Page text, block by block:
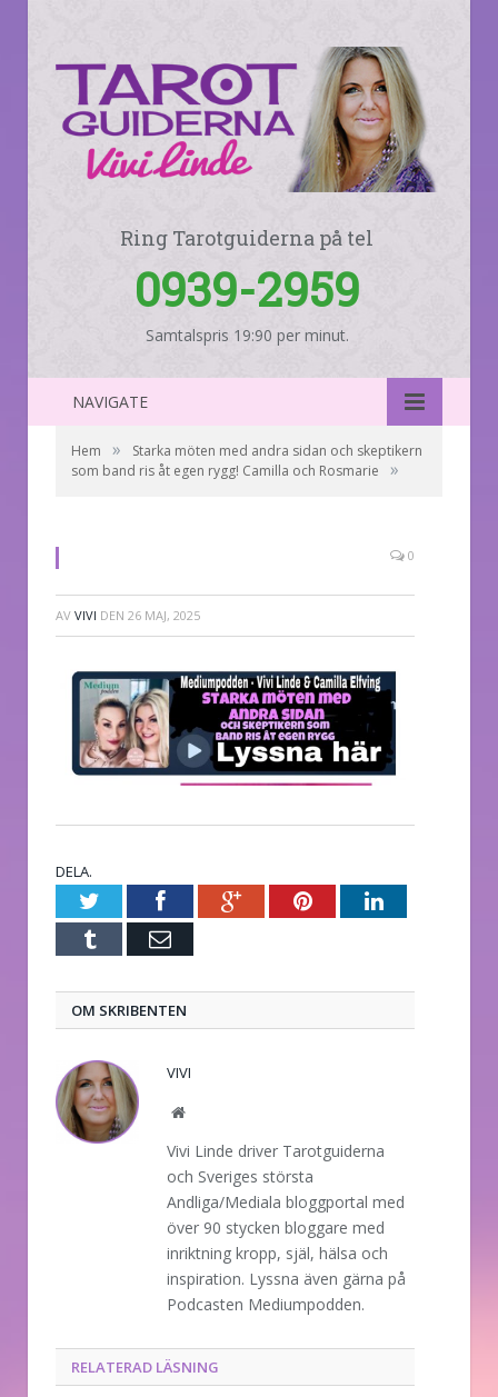
Ring Tarotguiderna på tel
0939-2959
Samtalspris 19:90 per minut.
NAVIGATE
Hem »
Starka möten med andra sidan och skeptikern
som band ris åt egen rygg! Camilla och Rosmarie
»
0
AV VIVI DEN 26 MAJ, 2025
DELA.
TwitterFacebookGoogle+PinterestLinkedIn
Tumblr E-
OM SKRIBENTEN
VIVI
Website
Vivi Linde driver Tarotguiderna
och Sveriges största
Andliga/Mediala bloggportal med
över 90 stycken bloggare med
inriktning kropp, själ, hälsa och
inspiration. Lyssna även gärna på
Podcasten Mediumpodden.
RELATERAD LÄSNING